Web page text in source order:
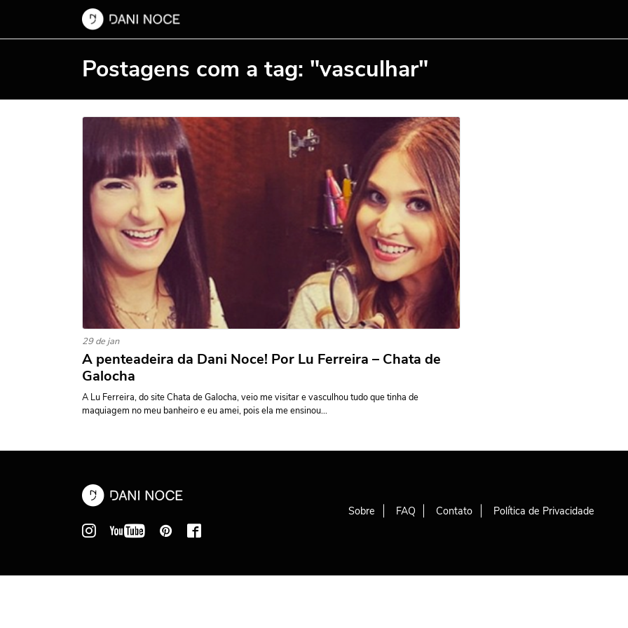
Postagens com a tag: "vasculhar"
29 de jan
A penteadeira da Dani Noce! Por Lu Ferreira – Chata de
Galocha
A Lu Ferreira, do site Chata de Galocha, veio me visitar e vasculhou tudo que tinha de
maquiagem no meu banheiro e eu amei, pois ela me ensinou...
Sobre FAQ Contato Política de Privacidade